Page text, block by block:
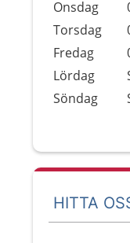
Onsdag
Torsdag
Fredag
Lördag
Söndag
HITTA